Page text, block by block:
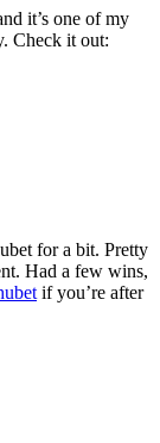
it’s one of my
Check it out:
for a bit. Pretty
Had a few wins,
if you’re after